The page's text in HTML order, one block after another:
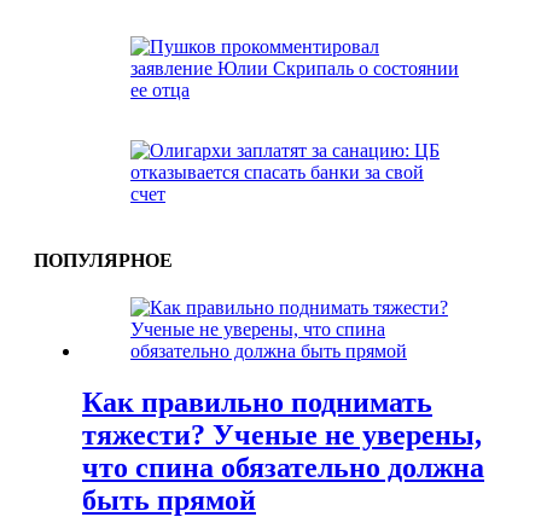
ПОПУЛЯРНОЕ
Как правильно поднимать
тяжести? Ученые не уверены,
что спина обязательно должна
быть прямой